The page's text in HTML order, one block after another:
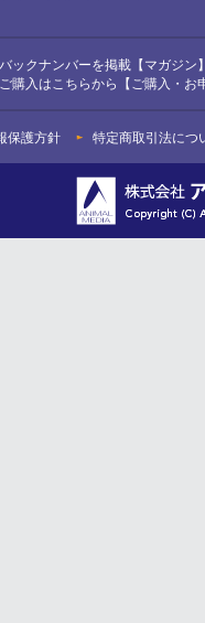
ックナンバーを掲載【マガジン
購入はこちらから【ご購入・お
保護方針 特定商取引法につ